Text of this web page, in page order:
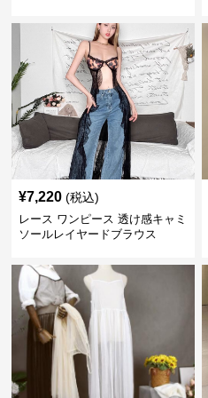
¥7,220 (税込)
レース ワンピース 透け感キャミ
ソールレイヤードブラウス